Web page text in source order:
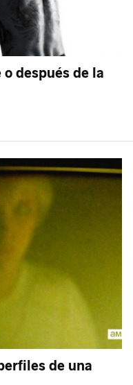
después de la
de una